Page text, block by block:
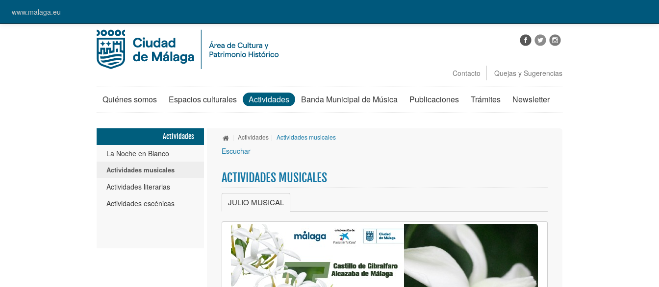
www.malaga.eu
Contacto Quejas y Sugerencias
Quiénes somos Espacios culturales Actividades Banda Municipal de Música Publicaciones Trámites Newsletter
Actividades
La Noche en Blanco
Actividades musicales
Actividades literarias
Actividades escénicas
| Actividades | Actividades musicales
Escuchar
ACTIVIDADES MUSICALES
JULIO MUSICAL